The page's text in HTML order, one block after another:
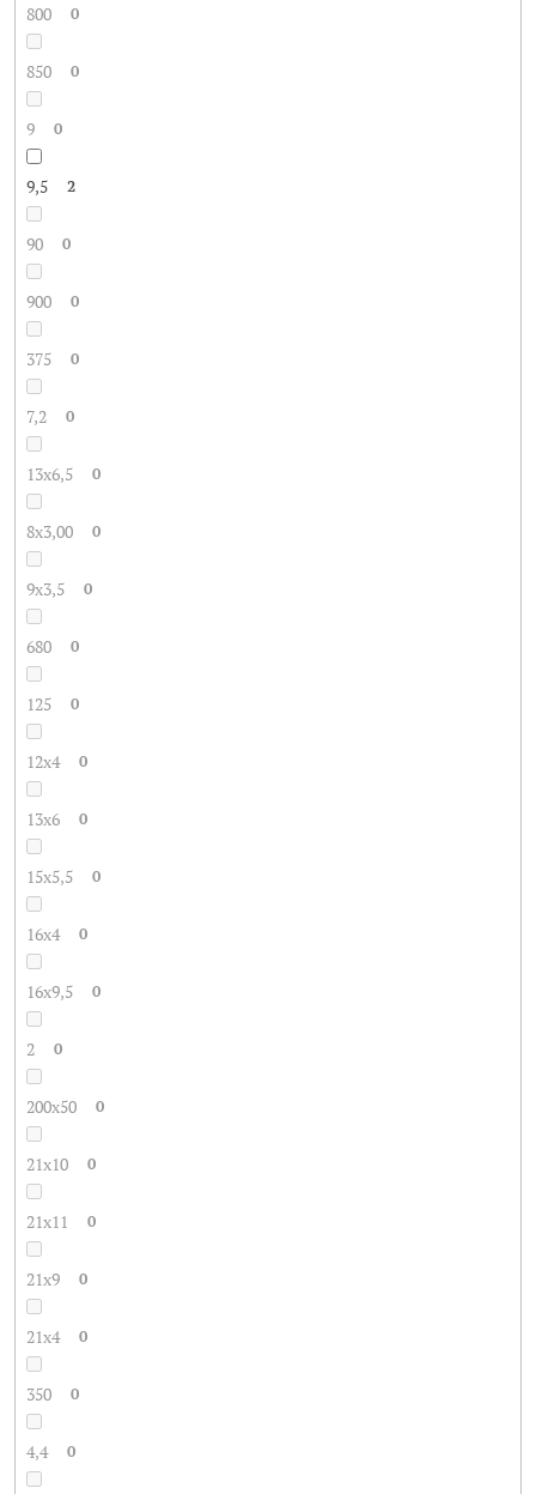
800 0
850 0
9 0
9,5 2
90 0
900 0
375 0
7,2 0
13x6,5 0
8x3,00 0
9x3,5 0
680 0
125 0
12x4 0
13x6 0
15x5,5 0
16x4 0
16x9,5 0
2 0
200x50 0
21x10 0
21x11 0
21x9 0
21x4 0
350 0
4,4 0